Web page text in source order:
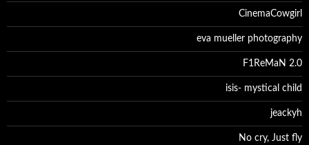
CinemaCowgirl
eva mueller photography
F1ReMaN 2.0
isis- mystical child
jeackyh
No cry, Just fly